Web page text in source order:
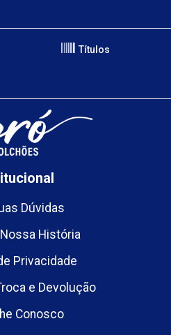
Títulos
Dúvidas
História
Privacidade
e Devolução
Conosco